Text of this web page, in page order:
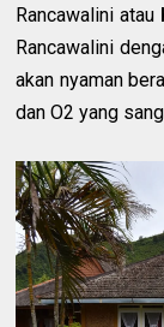
Rancawalini atau
Rancawalini
akan nyaman
dan O2 yang